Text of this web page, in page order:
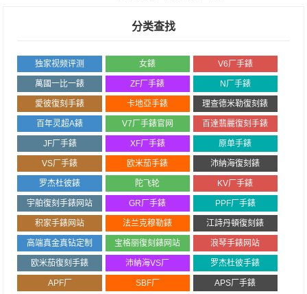
分类查找
独家视频评测 女錶 V6厂手錶
萬國一比一錶 ZF厂手錶 N厂手錶
愛彼復刻手錶 卡地亞手錶 理查德米勒復刻錶
百年灵超A錶 V7厂手錶官网 百達翡麗復刻手錶
JF厂手錶 XF厂手錶 原单手錶
VS厂手錶 欧米茄手錶 沛納海復刻錶
罗杰杜彼錶 陀飞轮 KV厂手錶
宇舶復刻手錶网站 GR厂手錶 PPF厂手錶
积家手錶网站 法兰克穆勒錶 江詩丹頓復刻錶
高端真金真钻定制 宝格丽復刻錶网站 浪琴手錶网站
欧米茄復刻手錶 沛納海VS厂 罗杰杜彼手錶
APF厂 SBF厂 APS厂手錶